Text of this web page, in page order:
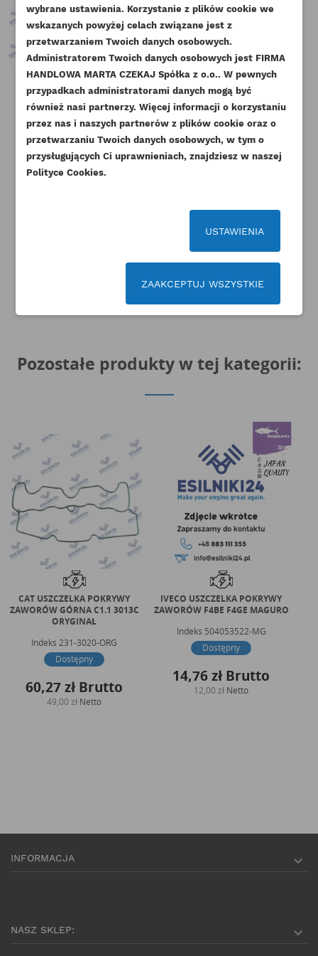
DODAJ DO LISTY ŻYCZEŃ
add_circle_outline Stwórz nową listę życzeń
NAZWA LISTY ŻYCZEŃ
Anuluj Utwórz listę życzeń
Musisz być zalogowany by zapisać produkty na
swojej liście życzeń.
Anuluj Zaloguj się
PERKINS USZCZELKA MISKI
OLEJOWEJ ORYGINAŁ
Indeks U10996900-ORG
Dostępny
73,80 złBrutto
PERKINS USZCZELKA POD
GŁOWICĘ GJ HH 1.2MM KMP
Indeks 111147560-KMP
92,25 złBrutto
Pozostałe produkty w tej kategorii:
CAT USZCZELKA POKRYWY
ZAWORÓW GÓRNA C1.1 3013C
ORYGINAŁ
Indeks 231-3020-ORG
Dostępny
60,27 zł Brutto
49,00 zł Netto
IVECO USZCZELKA POKRYWY
ZAWORÓW F4BE F4GE MAGURO
Indeks 504053522-MG
Dostępny
14,76 zł Brutto
12,00 zł Netto
INFORMACJA 
NASZ SKLEP: 
wybrane ustawienia. Korzystanie z plików cookie we
wskazanych powyżej celach związane jest z
przetwarzaniem Twoich danych osobowych.
Administratorem Twoich danych osobowych jest FIRMA
HANDLOWA MARTA CZEKAJ Spółka z o.o.. W pewnych
przypadkach administratorami danych mogą być
również nasi partnerzy. Więcej informacji o korzystaniu
przez nas i naszych partnerów z plików cookie oraz o
przetwarzaniu Twoich danych osobowych, w tym o
przysługujących Ci uprawnieniach, znajdziesz w naszej
Polityce Cookies.
USTAWIENIA
ZAAKCEPTUJ WSZYSTKIE